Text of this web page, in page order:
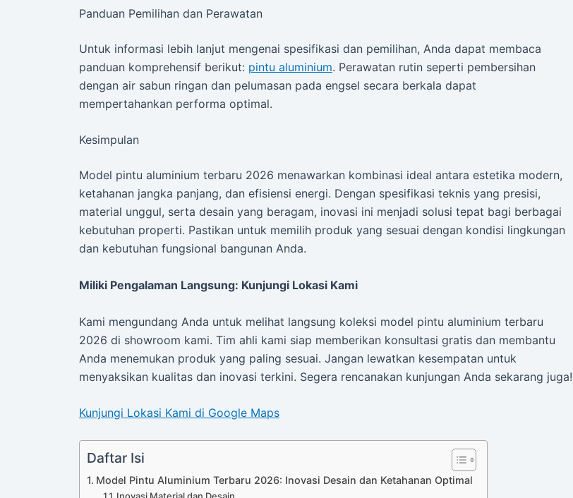
Panduan Pemilihan dan Perawatan
Untuk informasi lebih lanjut mengenai spesifikasi dan pemilihan, Anda dapat membaca
panduan komprehensif berikut: pintu aluminium. Perawatan rutin seperti pembersihan
dengan air sabun ringan dan pelumasan pada engsel secara berkala dapat
mempertahankan performa optimal.
Kesimpulan
Model pintu aluminium terbaru 2026 menawarkan kombinasi ideal antara estetika modern,
ketahanan jangka panjang, dan efisiensi energi. Dengan spesifikasi teknis yang presisi,
material unggul, serta desain yang beragam, inovasi ini menjadi solusi tepat bagi berbagai
kebutuhan properti. Pastikan untuk memilih produk yang sesuai dengan kondisi lingkungan
dan kebutuhan fungsional bangunan Anda.
Miliki Pengalaman Langsung: Kunjungi Lokasi Kami
Kami mengundang Anda untuk melihat langsung koleksi model pintu aluminium terbaru
2026 di showroom kami. Tim ahli kami siap memberikan konsultasi gratis dan membantu
Anda menemukan produk yang paling sesuai. Jangan lewatkan kesempatan untuk
menyaksikan kualitas dan inovasi terkini. Segera rencanakan kunjungan Anda sekarang juga!
Kunjungi Lokasi Kami di Google Maps
Daftar Isi
Model Pintu Aluminium Terbaru 2026: Inovasi Desain dan Ketahanan Optimal
Inovasi Material dan Desain